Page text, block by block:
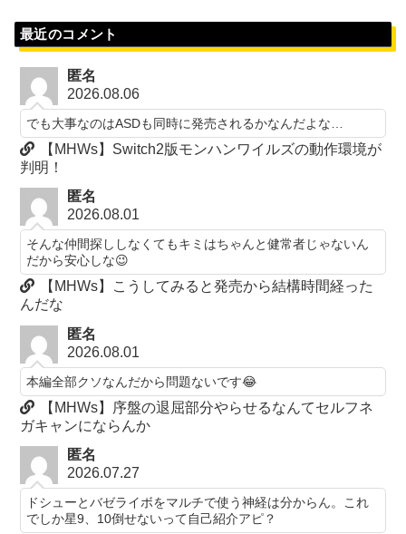
最近のコメント
匿名
2026.08.06
でも大事なのはASDも同時に発売されるかなんだよな…
【MHWs】Switch2版モンハンワイルズの動作環境が
判明！
匿名
2026.08.01
そんな仲間探ししなくてもキミはちゃんと健常者じゃないん
だから安心しな😉
【MHWs】こうしてみると発売から結構時間経った
んだな
匿名
2026.08.01
本編全部クソなんだから問題ないです😂
【MHWs】序盤の退屈部分やらせるなんてセルフネ
ガキャンにならんか
匿名
2026.07.27
ドシューとバゼライボをマルチで使う神経は分からん。これ
でしか星9、10倒せないって自己紹介アピ？